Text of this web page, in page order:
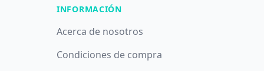
INFORMACIÓN
Acerca de nosotros
Condiciones de compra